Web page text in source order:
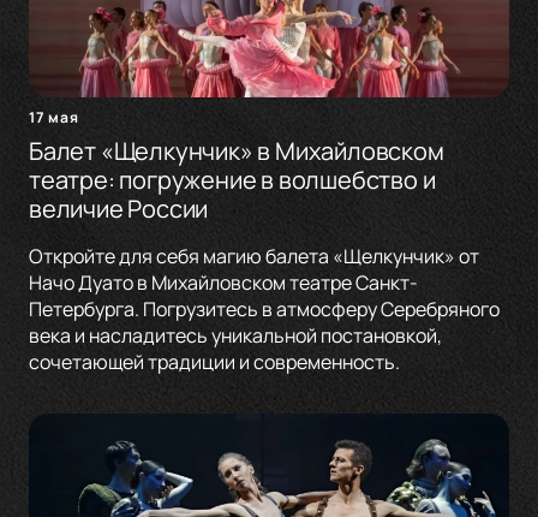
17 мая
Балет «Щелкунчик» в Михайловском
театре: погружение в волшебство и
величие России
Откройте для себя магию балета «Щелкунчик» от
Начо Дуато в Михайловском театре Санкт-
Петербурга. Погрузитесь в атмосферу Серебряного
века и насладитесь уникальной постановкой,
сочетающей традиции и современность.